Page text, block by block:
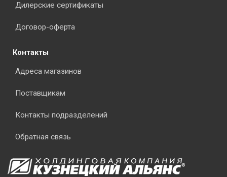
Дилерские сертификаты
Договор-оферта
Контакты
Адреса магазинов
Поставщикам
Контакты подразделений
Обратная связь